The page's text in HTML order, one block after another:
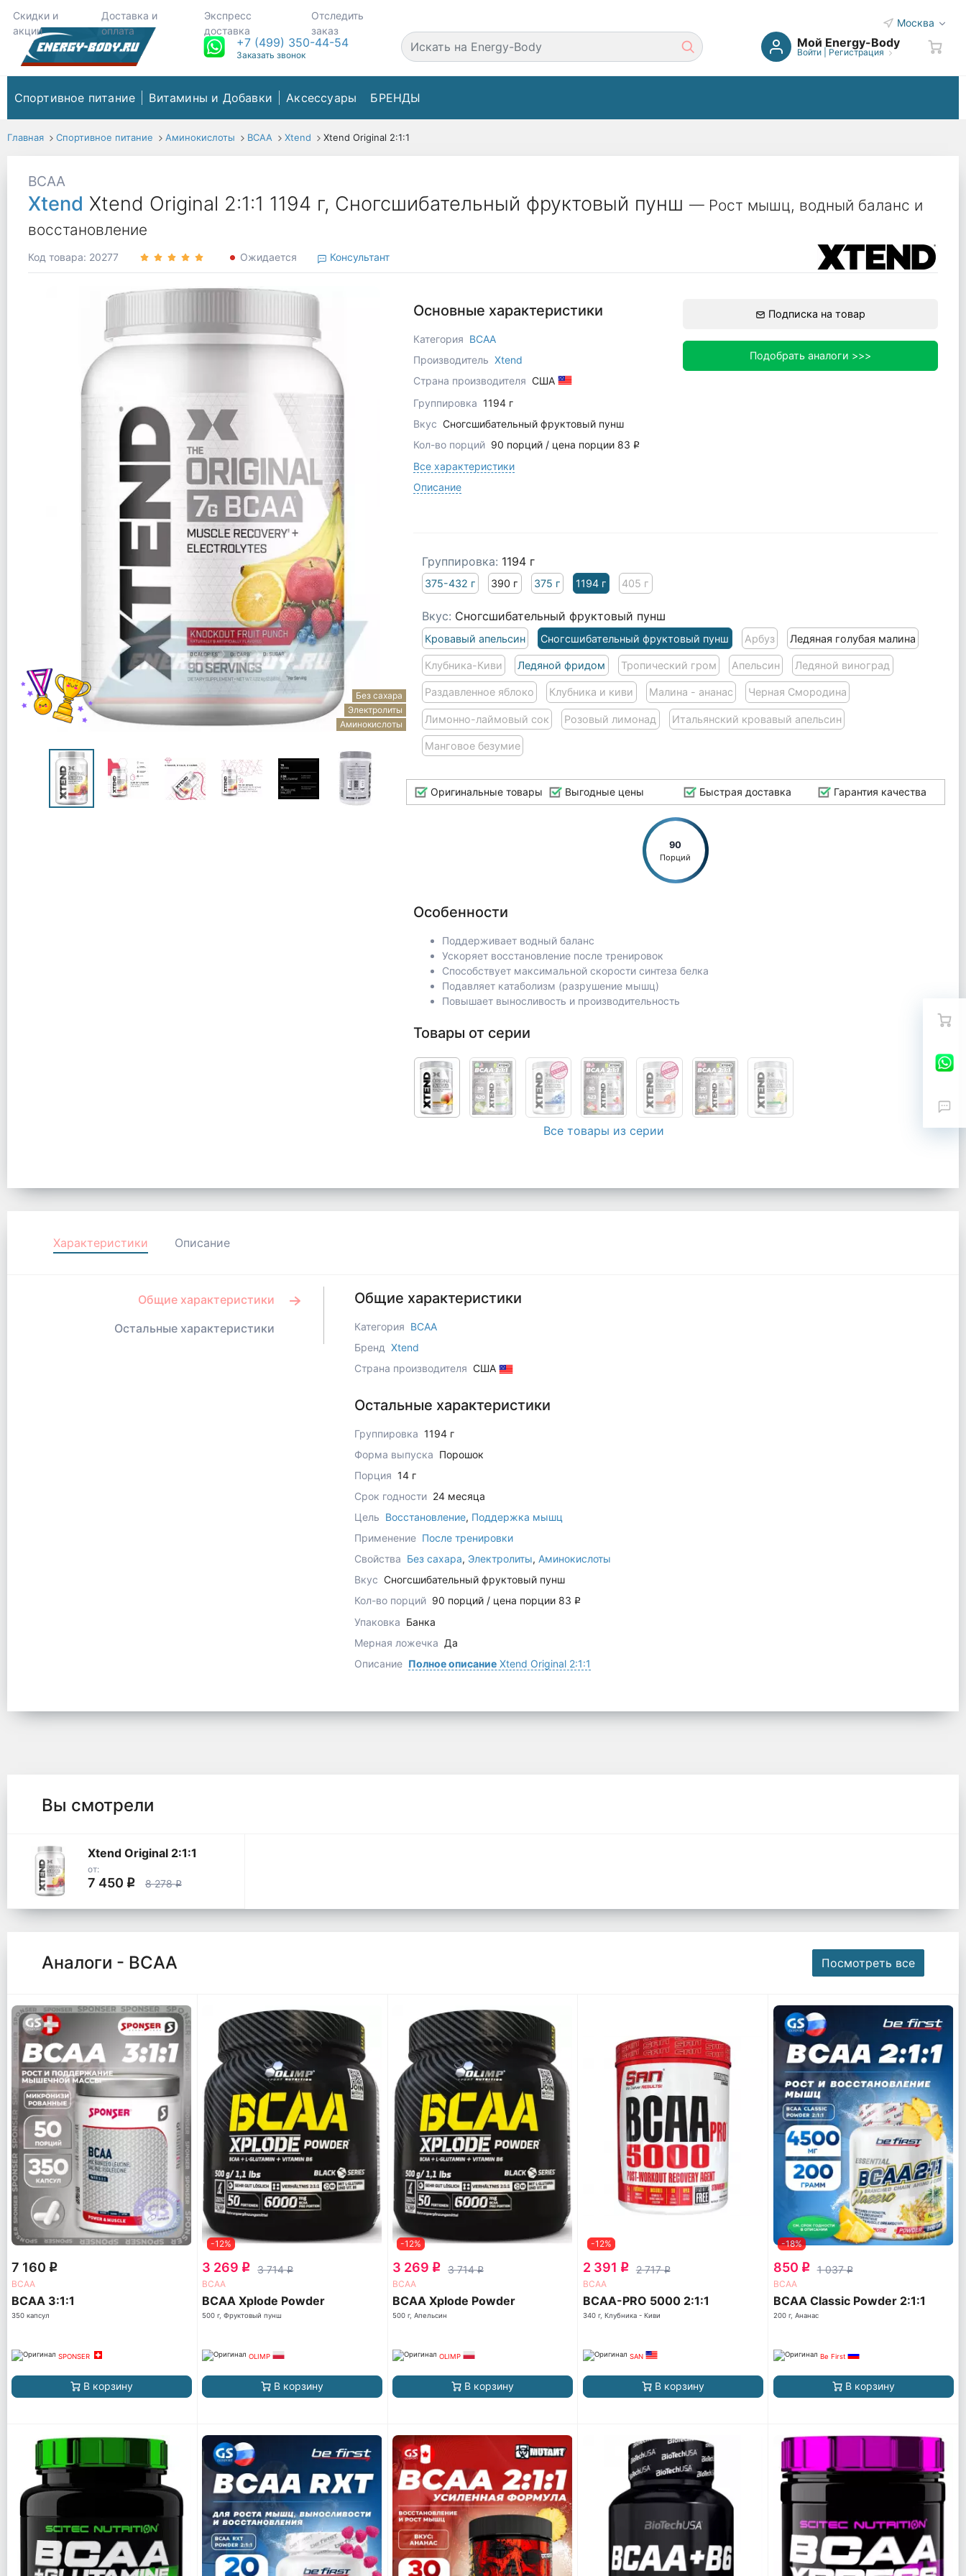
Скидки и
акции
Доставка и
оплата
Экспресс
доставка
Отследить
заказ
Москва
+7 (499) 350-44-54
Заказать звонок
Мой Energy-Body
Войти| Регистрация
Спортивное питание Витамины и Добавки Аксессуары БРЕНДЫ
Главная Спортивное питание Аминокислоты ВСАА Xtend Xtend Original 2:1:1
BCAA
Xtend Xtend Original 2:1:1 1194 г, Сногсшибательный фруктовый пунш — Рост мышц, водный баланс и
восстановление
Код товара: 20277 Ожидается Консультант
Без сахара
Электролиты
Аминокислоты
Основные характеристики
Категория BCAA
Производитель Xtend
Страна производителя США
Группировка 1194 г
Вкус Сногсшибательный фруктовый пунш
Кол-во порций 90 порций / цена порции 83 q
Все характеристики
Описание
Подписка на товар
Подобрать аналоги >>>
Группировка: 1194 г
375-432 г 390 г 375 г 1194 г 405 г
Вкус: Сногсшибательный фруктовый пунш
Кровавый апельсин Сногсшибательный фруктовый пунш Арбуз Ледяная голубая малина
Клубника-Киви Ледяной фридом Тропический гром Апельсин Ледяной виноград
Раздавленное яблоко Клубника и киви Малина - ананас Черная Смородина
Лимонно-лаймовый сок Розовый лимонад Итальянский кровавый апельсин
Манговое безумие
Оригинальные товары Выгодные цены Быстрая доставка Гарантия качества
90
Порций
Особенности
Поддерживает водный баланс
Ускоряет восстановление после тренировок
Способствует максимальной скорости синтеза белка
Подавляет катаболизм (разрушение мышц)
Повышает выносливость и производительность
Товары от серии
Все товары из серии
Характеристики Описание
Общие характеристики
Остальные характеристики
Общие характеристики
Категория BCAA
Бренд Xtend
Страна производителя США
Остальные характеристики
Группировка 1194 г
Форма выпуска Порошок
Порция 14 г
Срок годности 24 месяца
Цель Восстановление, Поддержка мышц
Применение После тренировки
Свойства Без сахара, Электролиты, Аминокислоты
Вкус Сногсшибательный фруктовый пунш
Кол-во порций 90 порций / цена порции 83 q
Упаковка Банка
Мерная ложечка Да
Описание Полное описаниеXtend Original 2:1:1
Вы смотрели
Xtend Original 2:1:1
от:
7 450 q 8 278q
Аналоги - ВСАА Посмотреть все
7 160 q
ВСАА
BCAA 3:1:1
350 капсул
SPONSER
В корзину
-12%
3 269 q 3 714q
ВСАА
BCAA Xplode Powder
500 г, Фруктовый пунш
OLIMP
В корзину
-12%
3 269 q 3 714q
ВСАА
BCAA Xplode Powder
500 г, Апельсин
OLIMP
В корзину
-12%
2 391 q 2 717q
ВСАА
BCAA-PRO 5000 2:1:1
340 г, Клубника - Киви
SAN
В корзину
-18%
850 q 1 037q
ВСАА
BCAA Classic Powder 2:1:1
200 г, Ананас
Be First
В корзину